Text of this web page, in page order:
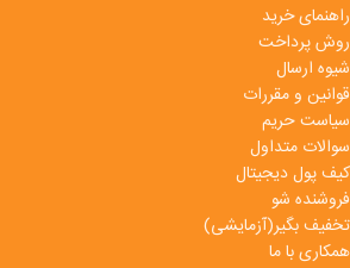
راهنمای خرید
روش پرداخت
شیوه ارسال
قوانین و مقررات
سیاست حریم
سوالات متداول
کیف پول دیجیتال
فروشنده شو
تخفیف بگیر(آزمایشی)
همکاری با ما